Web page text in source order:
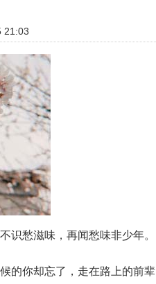
21:03
愁滋味，再闻愁味非少年。
你却忘了，走在路上的前辈